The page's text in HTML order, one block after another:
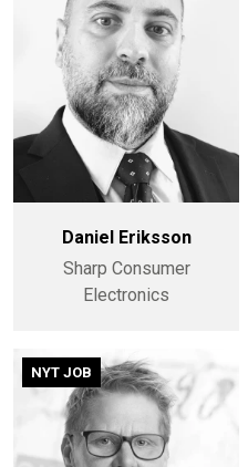
Daniel Eriksson
Sharp Consumer
Electronics
NYT JOB